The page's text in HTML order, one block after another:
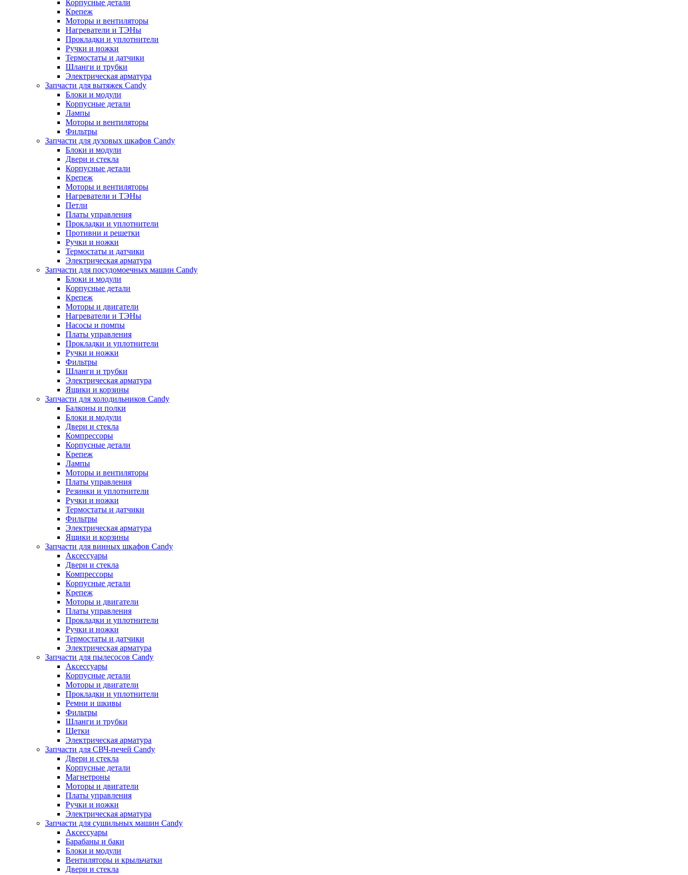
Корпусные детали
Крепеж
Моторы и вентиляторы
Нагреватели и ТЭНы
Прокладки и уплотнители
Ручки и ножки
Термостаты и датчики
Шланги и трубки
Электрическая арматура
Запчасти для вытяжек Candy
Блоки и модули
Корпусные детали
Лампы
Моторы и вентиляторы
Фильтры
Запчасти для духовых шкафов Candy
Блоки и модули
Двери и стекла
Корпусные детали
Крепеж
Моторы и вентиляторы
Нагреватели и ТЭНы
Петли
Платы управления
Прокладки и уплотнители
Противни и решетки
Ручки и ножки
Термостаты и датчики
Электрическая арматура
Запчасти для посудомоечных машин Candy
Блоки и модули
Корпусные детали
Крепеж
Моторы и двигатели
Нагреватели и ТЭНы
Насосы и помпы
Платы управления
Прокладки и уплотнители
Ручки и ножки
Фильтры
Шланги и трубки
Электрическая арматура
Ящики и корзины
Запчасти для холодильников Candy
Балконы и полки
Блоки и модули
Двери и стекла
Компрессоры
Корпусные детали
Крепеж
Лампы
Моторы и вентиляторы
Платы управления
Резинки и уплотнители
Ручки и ножки
Термостаты и датчики
Фильтры
Электрическая арматура
Ящики и корзины
Запчасти для винных шкафов Candy
Аксессуары
Двери и стекла
Компрессоры
Корпусные детали
Крепеж
Моторы и двигатели
Платы управления
Прокладки и уплотнители
Ручки и ножки
Термостаты и датчики
Электрическая арматура
Запчасти для пылесосов Candy
Аксессуары
Корпусные детали
Моторы и двигатели
Прокладки и уплотнители
Ремни и шкивы
Фильтры
Шланги и трубки
Щетки
Электрическая арматура
Запчасти для СВЧ-печей Candy
Двери и стекла
Корпусные детали
Магнетроны
Моторы и двигатели
Платы управления
Ручки и ножки
Электрическая арматура
Запчасти для сушильных машин Candy
Аксессуары
Барабаны и баки
Блоки и модули
Вентиляторы и крыльчатки
Двери и стекла